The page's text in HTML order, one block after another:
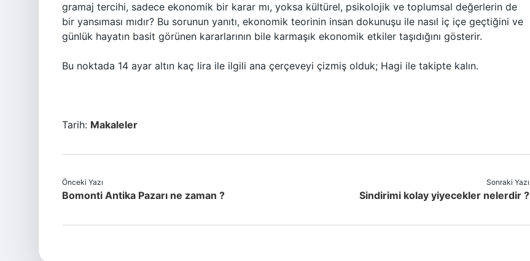
gramaj tercihi, sadece ekonomik bir karar mı, yoksa kültürel, psikolojik ve toplumsal değerlerin de
bir yansıması mıdır? Bu sorunun yanıtı, ekonomik teorinin insan dokunuşu ile nasıl iç içe geçtiğini ve
günlük hayatın basit görünen kararlarının bile karmaşık ekonomik etkiler taşıdığını gösterir.
Bu noktada 14 ayar altın kaç lira ile ilgili ana çerçeveyi çizmiş olduk; Hagi ile takipte kalın.
Tarih: Makaleler
Önceki Yazı
Bomonti Antika Pazarı ne zaman ?
Sonraki Yazı
Sindirimi kolay yiyecekler nelerdir ?